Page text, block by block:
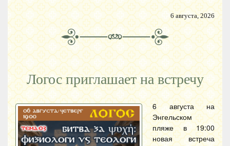
6 августа, 2026
Логос приглашает на встречу
6 августа на
Энгельском
пляже в 19:00
новая встреча